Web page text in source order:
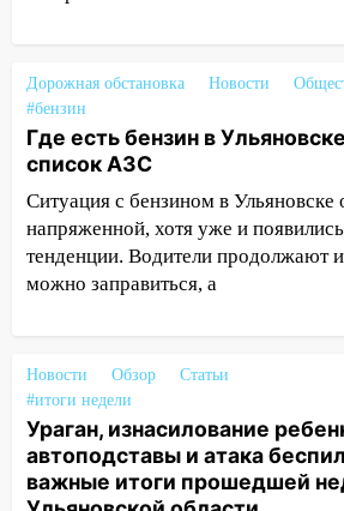
14:14 Студента из
мошенники под видом
14:12
Куда жаловаться
упавшее дерево или
после непогоды
13:59 В Новом городе
ветром сорвало опалубку
как устраняют
шторма
13:49 Стихия продолжает
Ульяновск: дерево
Орджоникидзе
Дорожная обстановка Новости
#бензин
Где есть бензин в
список АЗС
Ситуация с бензином в Ульяновске
напряженной, хотя уже и
тенденции. Водители продолжают
можно заправиться, а
Новости Обзор
Статьи
#итоги недели
Ураган, изнасилование
автоподставы и атака
важные итоги прошедшей